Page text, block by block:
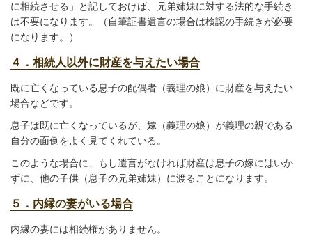
に相続させる」と記しておけば、兄弟姉妹に対する法的な手続き
は不要になります。（自筆証書遺言の場合は検認の手続きが必要
になります。）
４．相続人以外に財産を与えたい場合
既に亡くなっている息子の配偶者（義理の娘）に財産を与えたい
場合などです。
息子は既に亡くなっているが、嫁（義理の娘）が義理の親である
自分の面倒をよく見てくれている。
このような場合に、もし遺言がなければ財産は息子の嫁にはいか
ずに、他の子供（息子の兄弟姉妹）に渡ることになります。
５．内縁の妻がいる場合
内縁の妻には相続権がありません。